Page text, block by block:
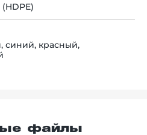
синий, красный,
файлы